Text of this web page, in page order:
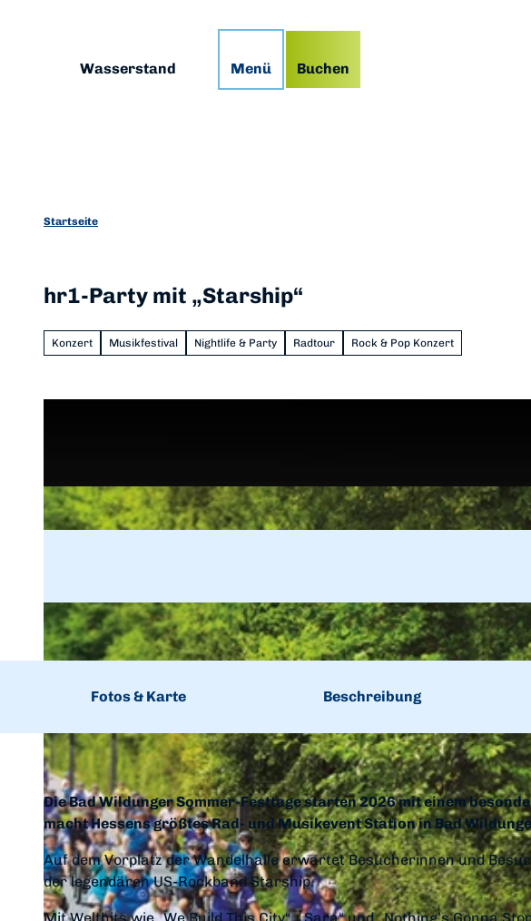
Wasserstand SucheMenü Buchen
Startseite
hr1-Party mit „Starship“
Konzert Musikfestival Nightlife & Party Radtour Rock & Pop Konzert
Fotos & Karte Beschreibung
Die Bad Wildunger Sommer-Festtage starten 2026 mit einem
macht Hessens größtes Rad- und Musikevent Station in Bad
Auf dem Vorplatz der Wandelhalle erwartet Besucherinnen und
der legendären US-Rockband Starship.